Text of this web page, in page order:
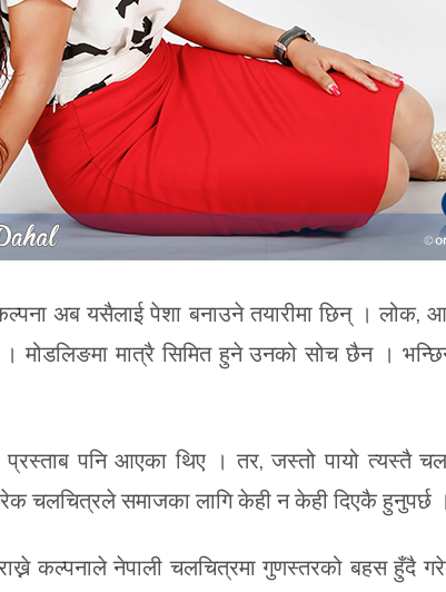
अब यसैलाई पेशा बनाउने तयारीमा छिन् । लोक,
मोडलिङमा मात्रै सिमित हुने उनको सोच छैन ।
पनि आएका थिए । तर, जस्तो पायो त्यस्तै
चलचित्रले समाजका लागि केही न केही दिएकै हुनुपर्छ
कल्पनाले नेपाली चलचित्रमा गुणस्तरको बहस हुँदै